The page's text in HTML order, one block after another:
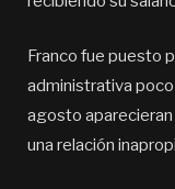
Franco fue puesto
administrativa
agosto
una relación